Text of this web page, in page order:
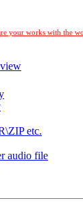
your works with the
etc.
audio file